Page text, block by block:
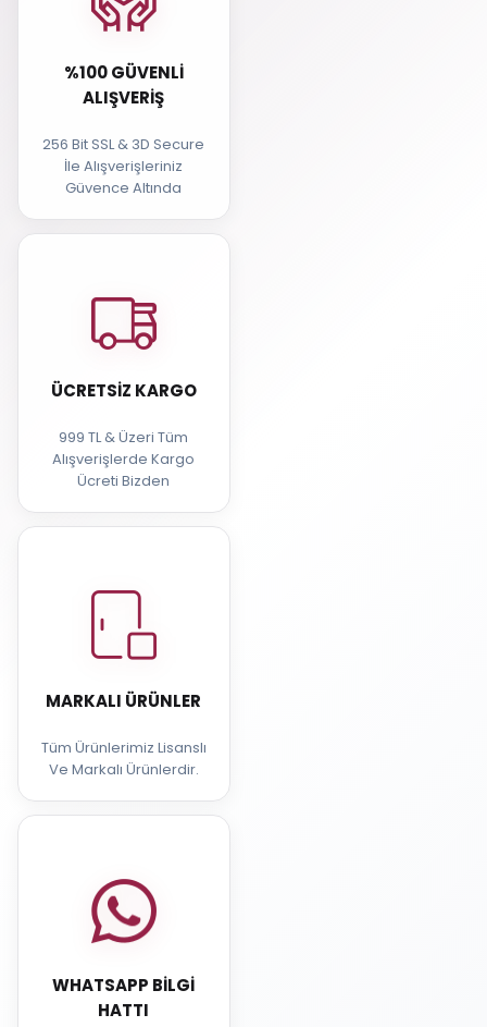
%100 GÜVENLI
ALIŞVERIŞ
256 Bit SSL & 3D Secure
İle Alışverişleriniz
Güvence Altında
ÜCRETSIZ KARGO
999 TL & Üzeri Tüm
Alışverişlerde Kargo
Ücreti Bizden
MARKALI ÜRÜNLER
Tüm Ürünlerimiz Lisanslı
Ve Markalı Ürünlerdir.
WHATSAPP BILGI
HATTI